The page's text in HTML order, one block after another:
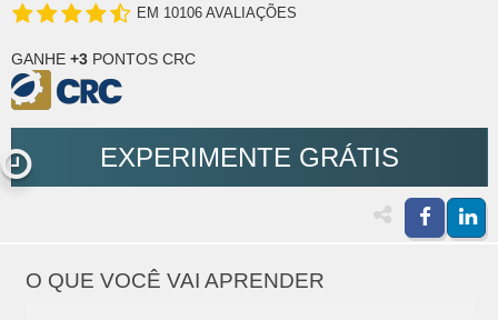
EM 10106 AVALIAÇÕES
GANHE +3 PONTOS CRC
EXPERIMENTE GRÁTIS
O QUE VOCÊ VAI APRENDER